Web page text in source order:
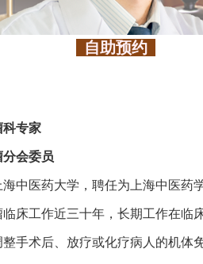
自助预约
科专家
分会委员
海中医药大学，聘任为上海中医药
床工作近三十年，长期工作在临
手术后、放疗或化疗病人的机体